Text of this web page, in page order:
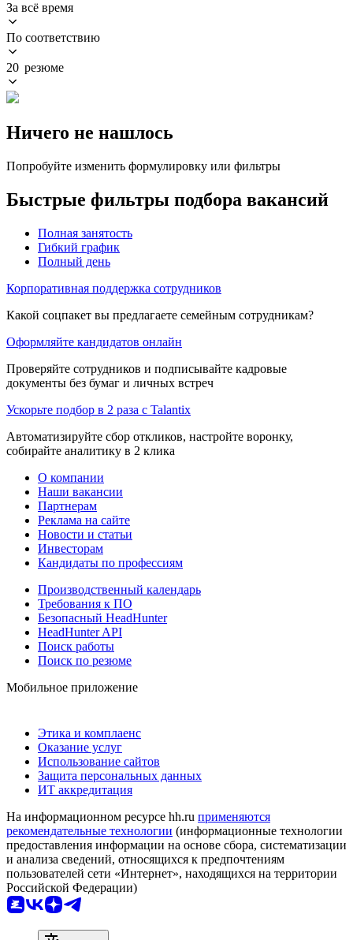
За всё время
По соответствию
20 резюме
Ничего не нашлось
Попробуйте изменить формулировку или фильтры
Быстрые фильтры подбора вакансий
Полная занятость
Гибкий график
Полный день
Корпоративная поддержка сотрудников
Какой соцпакет вы предлагаете семейным сотрудникам?
Оформляйте кандидатов онлайн
Проверяйте сотрудников и подписывайте кадровые
документы без бумаг и личных встреч
Ускорьте подбор в 2 раза с Talantix
Автоматизируйте сбор откликов, настройте воронку,
собирайте аналитику в 2 клика
О компании
Наши вакансии
Партнерам
Реклама на сайте
Новости и статьи
Инвесторам
Кандидаты по профессиям
Производственный календарь
Требования к ПО
Безопасный HeadHunter
HeadHunter API
Поиск работы
Поиск по резюме
Мобильное приложение
Этика и комплаенс
Оказание услуг
Использование сайтов
Защита персональных данных
ИТ аккредитация
На информационном ресурсе hh.ru применяются
рекомендательные технологии (информационные технологии
предоставления информации на основе сбора, систематизации
и анализа сведений, относящихся к предпочтениям
пользователей сети «Интернет», находящихся на территории
Российской Федерации)